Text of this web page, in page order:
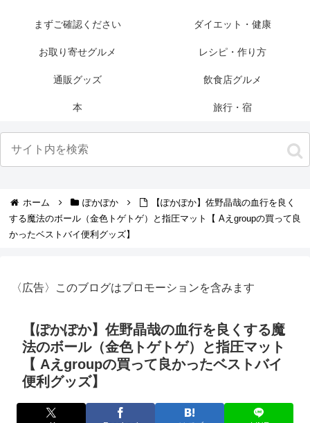
まずご確認ください ダイエット・健康
お取り寄せグルメ レシピ・作り方
通販グッズ 飲食店グルメ
本 旅行・宿
ホーム ぽかぽか
【ぽかぽか】佐野晶哉の血行を良く
する魔法のボール（金色トゲトゲ）と指圧マット【 Aえgroupの買って良
かったベストバイ便利グッズ】
〈広告〉このブログはプロモーションを含みます
【ぽかぽか】佐野晶哉の血行を良くする魔
法のボール（金色トゲトゲ）と指圧マット
【 Aえgroupの買って良かったベストバイ
便利グッズ】